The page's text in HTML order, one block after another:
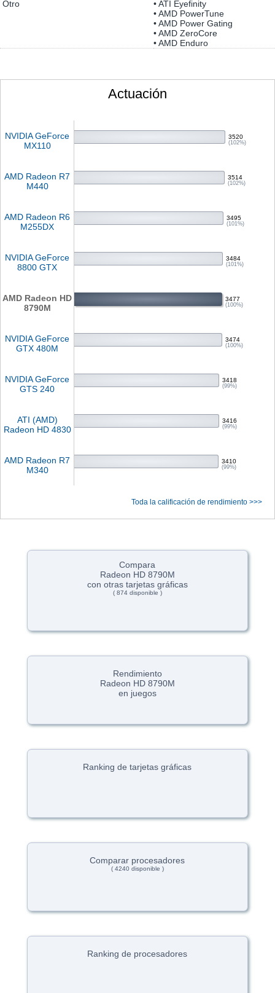
Otro
• ATI Eyefinity
• AMD PowerTune
• AMD Power Gating
• AMD ZeroCore
• AMD Enduro
Actuación
NVIDIA GeForce
MX110
3520
(102%)
AMD Radeon R7
M440
3514
(102%)
AMD Radeon R6
M255DX
3495
(101%)
NVIDIA GeForce
8800 GTX
3484
(101%)
AMD Radeon HD
8790M
3477
(100%)
NVIDIA GeForce
GTX 480M
3474
(100%)
NVIDIA GeForce
GTS 240
3418
(99%)
ATI (AMD)
Radeon HD 4830
3416
(99%)
AMD Radeon R7
M340
3410
(99%)
Toda la calificación de rendimiento >>>
Compara
Radeon HD 8790M
con otras tarjetas gráficas
( 874 disponible )
Rendimiento
Radeon HD 8790M
en juegos
Ranking de tarjetas gráficas
Comparar procesadores
( 4240 disponible )
Ranking de procesadores